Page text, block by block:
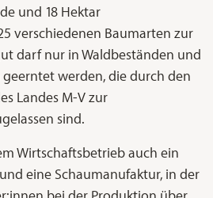
und 18 Hektar
verschiedenen Baumarten zur
darf nur in Waldbeständen und
werden, die durch den
Landes M-V zur
sind.
Wirtschaftsbetrieb auch ein
eine Schaumanufaktur, in der